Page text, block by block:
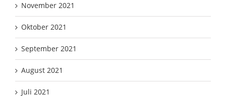
November 2021
Oktober 2021
September 2021
August 2021
Juli 2021